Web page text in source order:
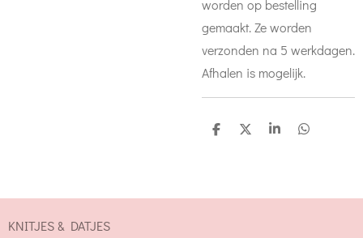
worden op bestelling
gemaakt. Ze worden
verzonden na 5 werkdagen.
Afhalen is mogelijk.
D
D
S
D
KNITJES & DATJES